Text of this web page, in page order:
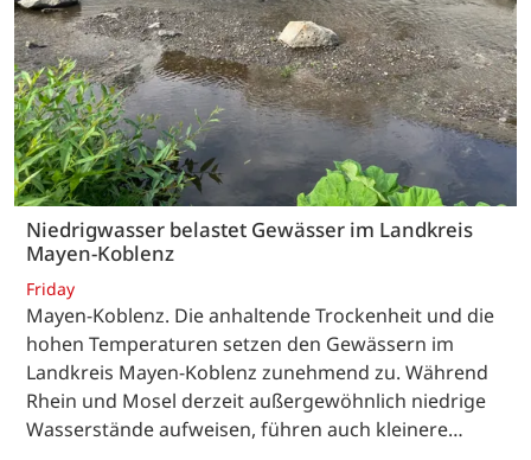
Niedrigwasser belastet Gewässer im Landkreis
Mayen-Koblenz
Friday
Mayen-Koblenz. Die anhaltende Trockenheit und die
hohen Temperaturen setzen den Gewässern im
Landkreis Mayen-Koblenz zunehmend zu. Während
Rhein und Mosel derzeit außergewöhnlich niedrige
Wasserstände aufweisen, führen auch kleinere…